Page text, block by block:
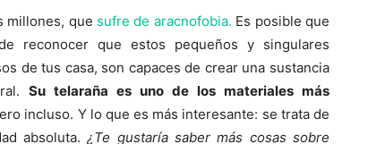
millones, que sufre de aracnofobia. Es posible que
reconocer que estos pequeños y singulares
de tus casa, son capaces de crear una sustancia
Su telaraña es uno de los materiales más
incluso. Y lo que es más interesante: se trata de
absoluta.¿Te gustaría saber más cosas sobre